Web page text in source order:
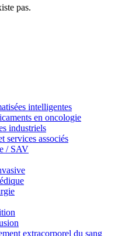
Visitez le catalogue
portefeuille complet.
dans la technologie
notre centre d’innovation et
pas.
intelligentes
en oncologie
industriels
services associés
/ SAV
extracorporel du sang